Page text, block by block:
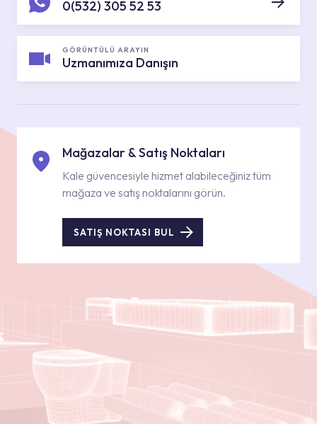
0(532) 305 52 53
GÖRÜNTÜLÜ ARAYIN
Uzmanımıza Danışın
Mağazalar & Satış Noktaları
Kale güvencesiyle hizmet alabileceğiniz tüm
mağaza ve satış noktalarını görün.
SATIŞ NOKTASI BUL